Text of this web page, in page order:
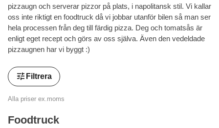
pizzaugn och serverar pizzor på plats, i napolitansk stil. Vi kallar
oss inte riktigt en foodtruck då vi jobbar utanför bilen så man ser
hela processen från deg till färdig pizza. Deg och tomatsås är
enligt eget recept och görs av oss själva. Även den vedeldade
pizzaugnen har vi byggt :)
tune Filtrera
Alla priser ex.moms
Foodtruck